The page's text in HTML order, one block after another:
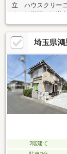
立 ハウスクリー
埼玉県鴻
2階建て